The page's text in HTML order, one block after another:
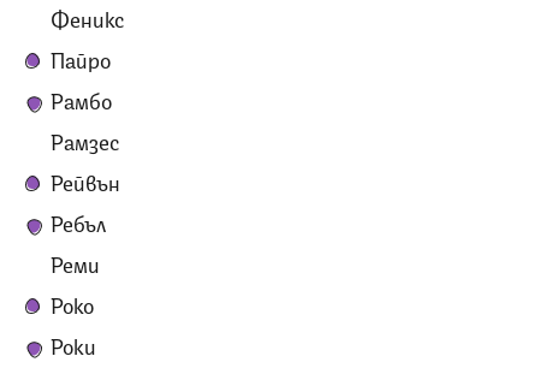
Феникс
Пайро
Рамбо
Рамзес
Рейвън
Ребъл
Реми
Роко
Роки